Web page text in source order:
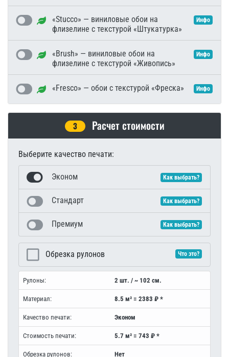
«Stucco» — виниловые обои на
флизелине с текстурой «Штукатурка»
Инфо
«Brush» — виниловые обои на
флизелине с текстурой «Живопись»
Инфо
«Fresco» — обои с текстурой «Фреска» Инфо
3 Расчет стоимости
Выберите качество печати:
Эконом Как выбрать?
Стандарт Как выбрать?
Премиум Как выбрать?
Обрезка рулонов Что это?
Рулоны: 2 шт. / ~ 102 см.
Материал: 8.5 м² = 2383 ₽ *
Качество печати: Эконом
Стоимость печати: 5.7 м² = 743 ₽ *
Обрезка рулонов: Нет